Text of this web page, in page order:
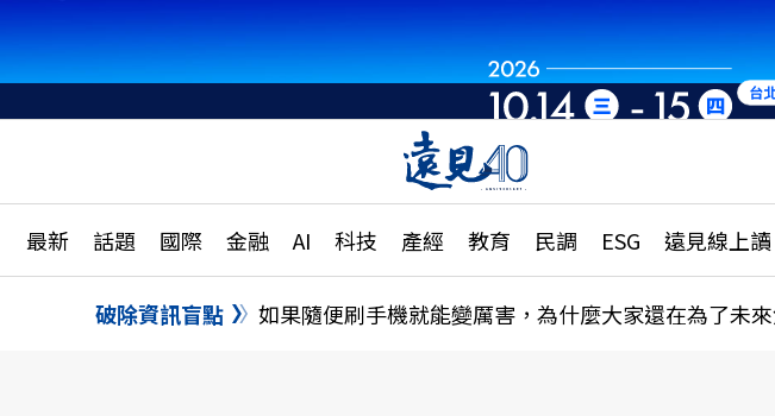
最新 話題 國際 金融 AI 科技 產經 教育 民調 ESG 遠見線上讀
活動
話題
國際
特輯
大學升學、職涯攻略
縣市施政調查全解析
更多訂
破除資訊盲點 如果隨便刷手機就能變厲害，為什麼大家還在為了未來